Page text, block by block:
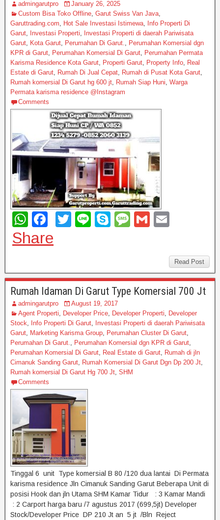
admingarutpro
January 26, 2025
Custom Bisa Toko Offline, Garut Swiss Van Java,
Garuttrading.com, Hot Sale Investasi Istimewa, Info Properti Di
Garut, Investasi Properti, Investasi Properti di daerah Pariwisata
Garut, Kota Garut, Perumahan Di Garut., Perumahan Komersial dgn
KPR di Garut, Perumahan Komersial Di Garut, Perumahan Permata
Karisma Residence Kota Garut, Properti Garut, Property Info, Real
Estate di Garut, Rumah Di Jual Cepat, Rumah di Pusat Kota Garut,
Rumah komersial Di Garut hg 600 jt, Rumah Siap Huni, Warga
Permata karisma residence @Instagram
Comments
W
h
at
A
p
p
a
c
b
o
o
k
T
Li
S
M
g
e
G
Share
Read Post
Rumah Idaman Di Garut Type Komersial 700 Jt
admingarutpro
August 19, 2017
Agent Properti, Developer Price, Developer Properti, Developer
Stock, Info Properti Di Garut, Investasi Properti di daerah Pariwisata
Garut, Marketing Karisma Group, Perumahan Cluster Di Garut,
Perumahan Di Garut., Perumahan Komersial dgn KPR di Garut,
Perumahan Komersial Di Garut, Real Estate di Garut, Rumah di jln
Cimanuk Sanding Garut, Rumah Komersial Di Garut Dgn Dp 200 Jt,
Rumah komersial Di Garut Hg 700 Jt, SHM
Comments
Tinggal 6 unit Type komersial B 80 /120 dua lantai Di Permata
karisma residence Jln Cimanuk Sanding Garut Beberapa Unit di
posisi Hook dan jln Utama SHM Kamar Tidur : 3 Kamar Mandi
: 2 Carport harga baru /7 agustus 2017 (699,5jt) Developer
Stock/Developer Price DP 210 Jt an 5 jt /Bln Reject